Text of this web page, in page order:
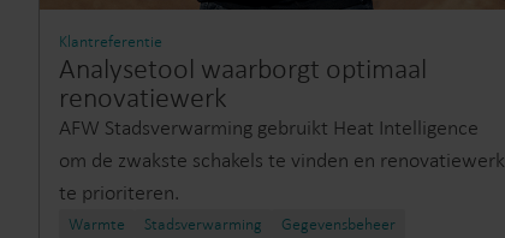
Klantreferentie
Analysetool waarborgt optimaal
renovatiewerk
AFW Stadsverwarming gebruikt Heat Intelligence
om de zwakste schakels te vinden en renovatiewerk
te prioriteren.
Warmte Stadsverwarming​
Gegevensbeheer